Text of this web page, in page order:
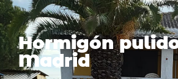
Hormigón
Madrid